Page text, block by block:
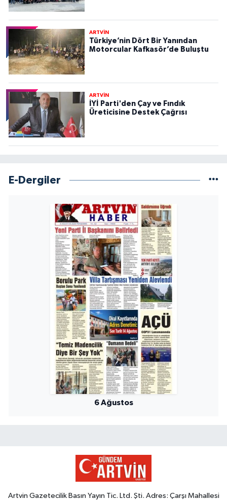
ARTVİN
Türkiye’nin Dört Bir Yanından
Motorcular Kafkasör’de Buluştu
ARTVİN
İYİ Parti'den Çay ve Fındık
Üreticisine Destek Çağrısı
E-Dergiler
6 Ağustos
Artvin Gazetecilik Basın Yayın Tic. Ltd. Şti. Adres: Çarşı Mahallesi